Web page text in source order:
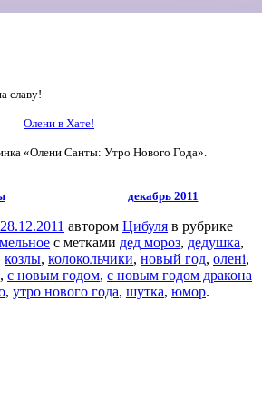
славу!
Олени в Хате!
«Олени Санты: Утро Нового Года».
декабрь 2011
28.12.2011 автором Цибуля в рубрике
с метками дед мороз, дедушка,
козлы, колокольчики, новый год, олені,
, с новым годом, с новым годом дракона
, утро нового года, шутка, юмор.